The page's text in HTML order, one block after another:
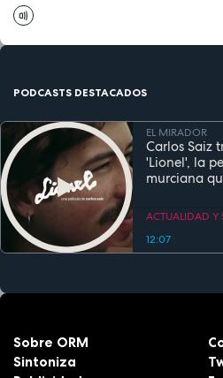
PODCASTS DESTACADOS
EL MIRADOR
Carlos Saiz
'Lionel', la
murciana
estreno
ACTUALIDAD Y
12:07
Sobre ORM
Sintoniza